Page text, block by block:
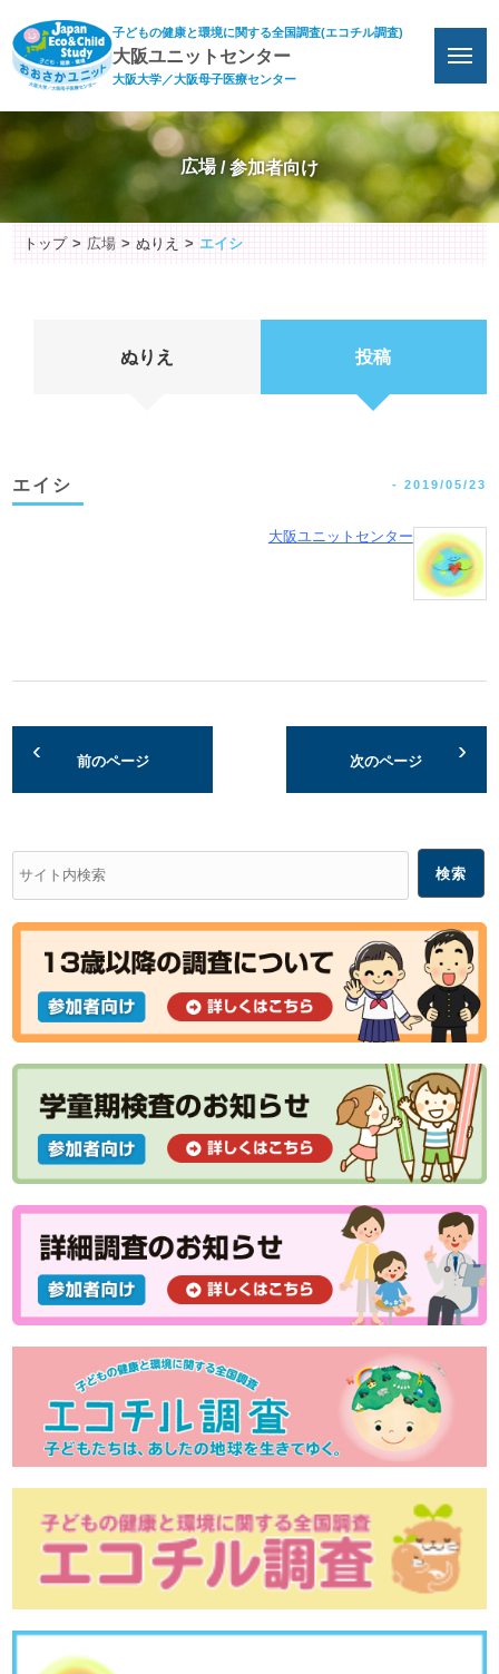
子どもの健康と環境に関する全国調査(エコチル調査)
大阪ユニットセンター
大阪大学／大阪母子医療センター
広場
トップ 広場 ぬりえ エイシ
ぬりえ 投稿
エイシ - 2019/05/23
大阪ユニットセンター
前のページ 次のページ